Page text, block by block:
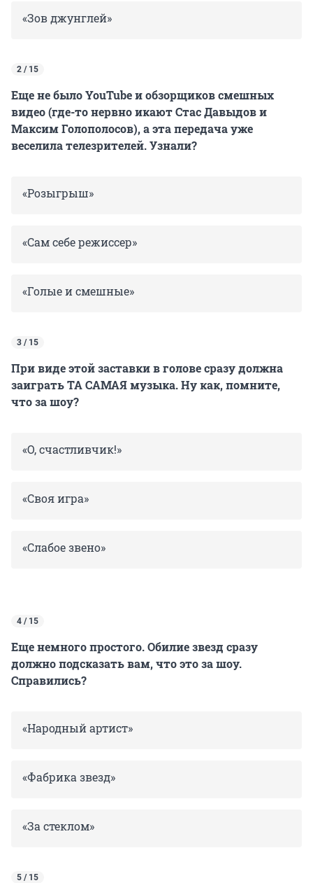
«Зов джунглей»
2 / 15
Еще не было YouTube и обзорщиков смешных
видео (где-то нервно икают Стас Давыдов и
Максим Голополосов), а эта передача уже
веселила телезрителей. Узнали?
«Розыгрыш»
«Сам себе режиссер»
«Голые и смешные»
3 / 15
При виде этой заставки в голове сразу должна
заиграть ТА САМАЯ музыка. Ну как, помните,
что за шоу?
«О, счастливчик!»
«Своя игра»
«Слабое звено»
4 / 15
Еще немного простого. Обилие звезд сразу
должно подсказать вам, что это за шоу.
Справились?
«Народный артист»
«Фабрика звезд»
«За стеклом»
5 / 15